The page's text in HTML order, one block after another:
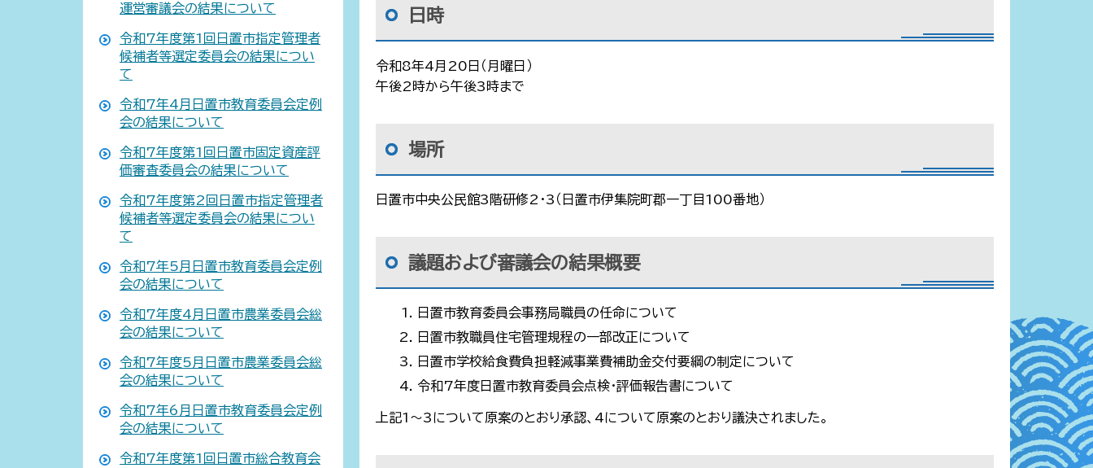
運営審議会の結果について
令和7年度第1回日置市指定管理者
候補者等選定委員会の結果につい
て
令和7年4月日置市教育委員会定例
会の結果について
令和7年度第1回日置市固定資産評
価審査委員会の結果について
令和7年度第2回日置市指定管理者
候補者等選定委員会の結果につい
て
令和7年5月日置市教育委員会定例
会の結果について
令和7年度4月日置市農業委員会総
会の結果について
令和7年度5月日置市農業委員会総
会の結果について
令和7年6月日置市教育委員会定例
会の結果について
令和7年度第1回日置市総合教育会
日時
令和8年4月20日（月曜日）
午後2時から午後3時まで
場所
日置市中央公民館3階研修2・3（日置市伊集院町郡一丁目100番地）
議題および審議会の結果概要
日置市教育委員会事務局職員の任命について
日置市教職員住宅管理規程の一部改正について
日置市学校給食費負担軽減事業費補助金交付要綱の制定について
令和7年度日置市教育委員会点検・評価報告書について
上記1～3について原案のとおり承認、4について原案のとおり議決されました。